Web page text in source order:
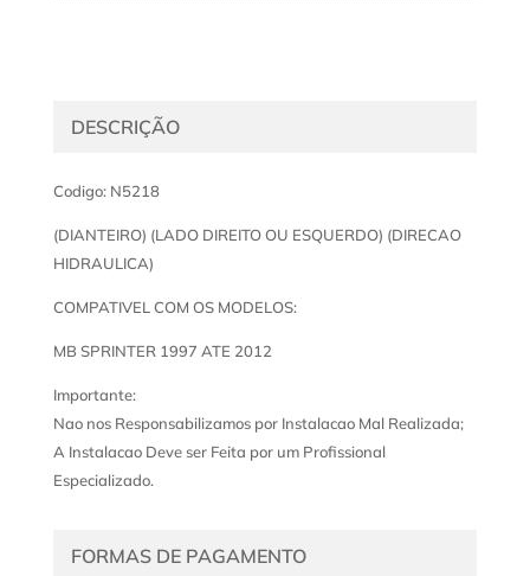
DESCRIÇÃO
Codigo: N5218
(DIANTEIRO) (LADO DIREITO OU ESQUERDO) (DIRECAO
HIDRAULICA)
COMPATIVEL COM OS MODELOS:
MB SPRINTER 1997 ATE 2012
Importante:
Nao nos Responsabilizamos por Instalacao Mal Realizada;
A Instalacao Deve ser Feita por um Profissional
Especializado.
FORMAS DE PAGAMENTO